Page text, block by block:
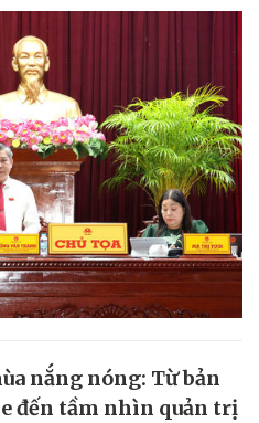
nắng nóng: Từ bản
đến tầm nhìn quản trị